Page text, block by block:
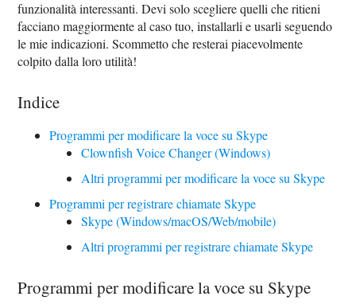
funzionalità interessanti. Devi solo scegliere quelli che ritieni
facciano maggiormente al caso tuo, installarli e usarli seguendo
le mie indicazioni. Scommetto che resterai piacevolmente
colpito dalla loro utilità!
Indice
Programmi per modificare la voce su Skype
Clownfish Voice Changer (Windows)
Altri programmi per modificare la voce su Skype
Programmi per registrare chiamate Skype
Skype (Windows/macOS/Web/mobile)
Altri programmi per registrare chiamate Skype
Programmi per modificare la voce su Skype